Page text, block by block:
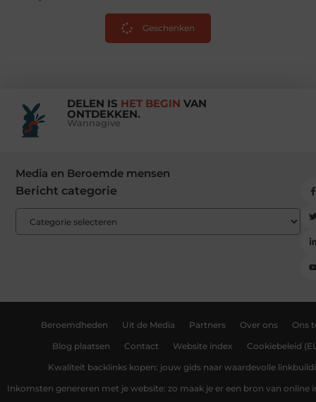
Geschenken
DELEN IS HET BEGIN VAN
ONTDEKKEN.
Wannagive
Media en Beroemde mensen
Bericht categorie
Beroemdheden Uit de Media Partners Over ons Ons
Blog plaatsen Contact Website index Cookiebeleid
Kwaliteit backlinks kopen: jouw gids naar waardevolle
Inkomsten genereren met je website: zo maak je er een bron van online